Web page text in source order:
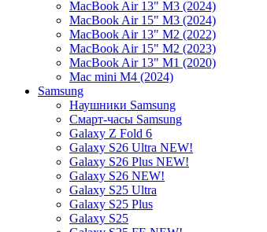
MacBook Air 13" M3 (2024)
MacBook Air 15" M3 (2024)
MacBook Air 13" M2 (2022)
MacBook Air 15" M2 (2023)
MacBook Air 13" M1 (2020)
Mac mini M4 (2024)
Samsung
Наушники Samsung
Смарт-часы Samsung
Galaxy Z Fold 6
Galaxy S26 Ultra NEW!
Galaxy S26 Plus NEW!
Galaxy S26 NEW!
Galaxy S25 Ultra
Galaxy S25 Plus
Galaxy S25